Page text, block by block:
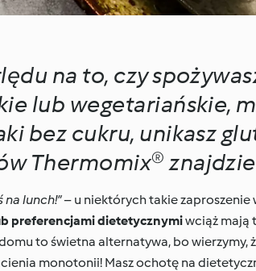
na to, czy
lub wegetariańskie,
bez cukru, unikasz
Thermomix®
na lunch!”– u niektórych takie zaproszenie
preferencjami dietetycznymiwciąż mają
to świetna alternatywa, bo wierzymy,
monotonii! Masz ochotę na